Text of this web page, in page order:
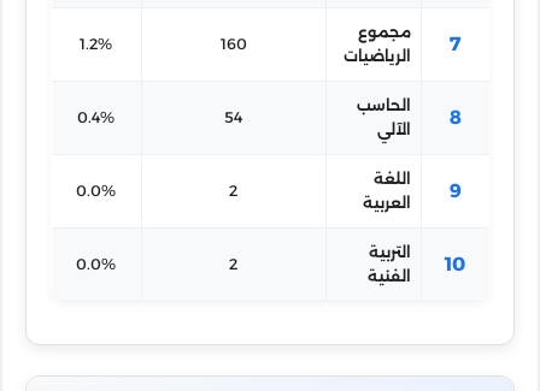
7
مجموع
الرياضيات
160
1.2%
8
الحاسب
الآلي
54
0.4%
9
اللغة
العربية
2
0.0%
10
التربية
الفنية
2
0.0%